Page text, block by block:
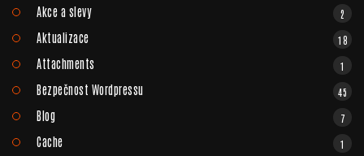
Akce a slevy 2
Aktualizace 18
Attachments 1
Bezpečnost Wordpressu 45
Blog 7
Cache 1